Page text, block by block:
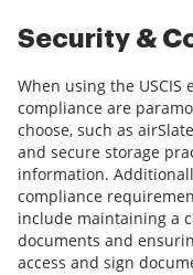
Security &
When using the
compliance are
choose, such as
and secure storage
information.
compliance
include maintaining a
documents and
access and sign